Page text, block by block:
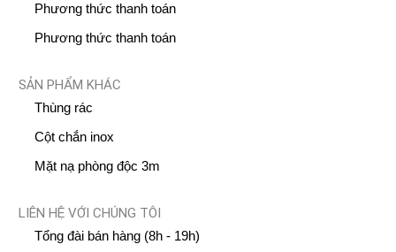
Phương thức thanh toán
Phương thức thanh toán
SẢN PHẨM KHÁC
Thùng rác
Cột chắn inox
Mặt nạ phòng độc 3m
LIÊN HỆ VỚI CHÚNG TÔI
Tổng đài bán hàng (8h - 19h)